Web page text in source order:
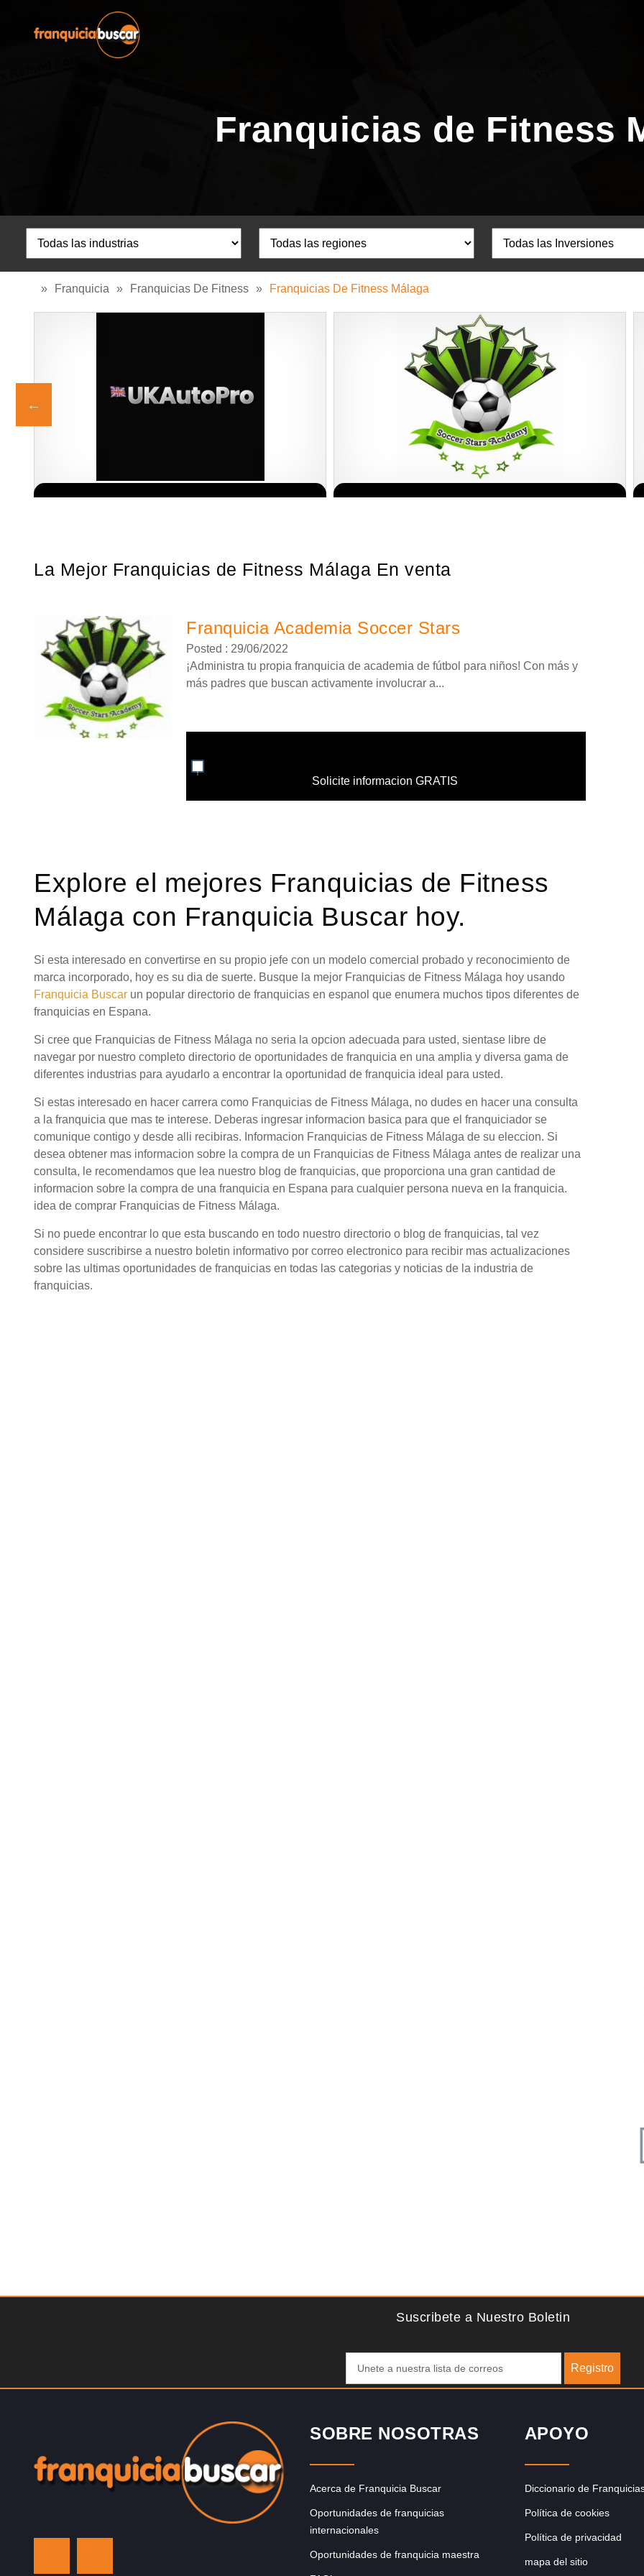
Franquicias de Fitness
» Franquicia » Franquicias De Fitness » Franquicias De Fitness Málaga
La Mejor Franquicias de Fitness Málaga En venta
Franquicia Academia Soccer Stars
Posted : 29/06/2022
¡Administra tu propia franquicia de academia de fútbol para niños! Con más y
más padres que buscan activamente involucrar a...
Solicite informacion GRATIS
Explore el mejores Franquicias de Fitness
Málaga con Franquicia Buscar hoy.
Si esta interesado en convertirse en su propio jefe con un modelo comercial probado y reconocimiento de
marca incorporado, hoy es su dia de suerte. Busque la mejor Franquicias de Fitness Málaga hoy usando
Franquicia Buscar un popular directorio de franquicias en espanol que enumera muchos tipos diferentes de
franquicias en Espana.
Si cree que Franquicias de Fitness Málaga no seria la opcion adecuada para usted, sientase libre de
navegar por nuestro completo directorio de oportunidades de franquicia en una amplia y diversa gama de
diferentes industrias para ayudarlo a encontrar la oportunidad de franquicia ideal para usted.
Si estas interesado en hacer carrera como Franquicias de Fitness Málaga, no dudes en hacer una consulta
a la franquicia que mas te interese. Deberas ingresar informacion basica para que el franquiciador se
comunique contigo y desde alli recibiras. Informacion Franquicias de Fitness Málaga de su eleccion. Si
desea obtener mas informacion sobre la compra de un Franquicias de Fitness Málaga antes de realizar una
consulta, le recomendamos que lea nuestro blog de franquicias, que proporciona una gran cantidad de
informacion sobre la compra de una franquicia en Espana para cualquier persona nueva en la franquicia.
idea de comprar Franquicias de Fitness Málaga.
Si no puede encontrar lo que esta buscando en todo nuestro directorio o blog de franquicias, tal vez
considere suscribirse a nuestro boletin informativo por correo electronico para recibir mas actualizaciones
sobre las ultimas oportunidades de franquicias en todas las categorias y noticias de la industria de
franquicias.
franquicia ateniense y benefíciese de…
Suscribete a Nuestro Boletin
Registro
SOBRE NOSOTRAS
Acerca de Franquicia Buscar
Oportunidades de franquicias
internacionales
Oportunidades de franquicia maestra
APOYO
Diccionario de
Política de cookies
Política de privacidad
mapa del sitio